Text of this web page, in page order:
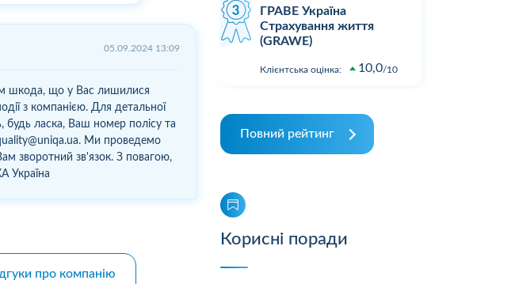
05.09.2024 13:09
шкода, що у Вас лишилися
з компанією. Для детальної
будь ласка, Ваш номер полісу та
Ми проведемо
зворотний зв'язок. З повагою,
Україна
про компанію
ГРАВЕ Україна
Страхування життя
(GRAWE)
Клієнтська оцінка: 10,0 10
Повний рейтинг
Корисні поради